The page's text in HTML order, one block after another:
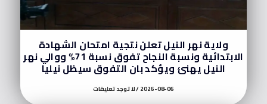
ولاية نهر النيل تعلن نتجية امتحان الشهادة
الابتدائية ونسبة النجاح تفوق نسبة 71% ووالي نهر
النيل يهنئ ويؤكد بان التفوق سيظل نيليا
2026-08-06 لا توجد تعليقات